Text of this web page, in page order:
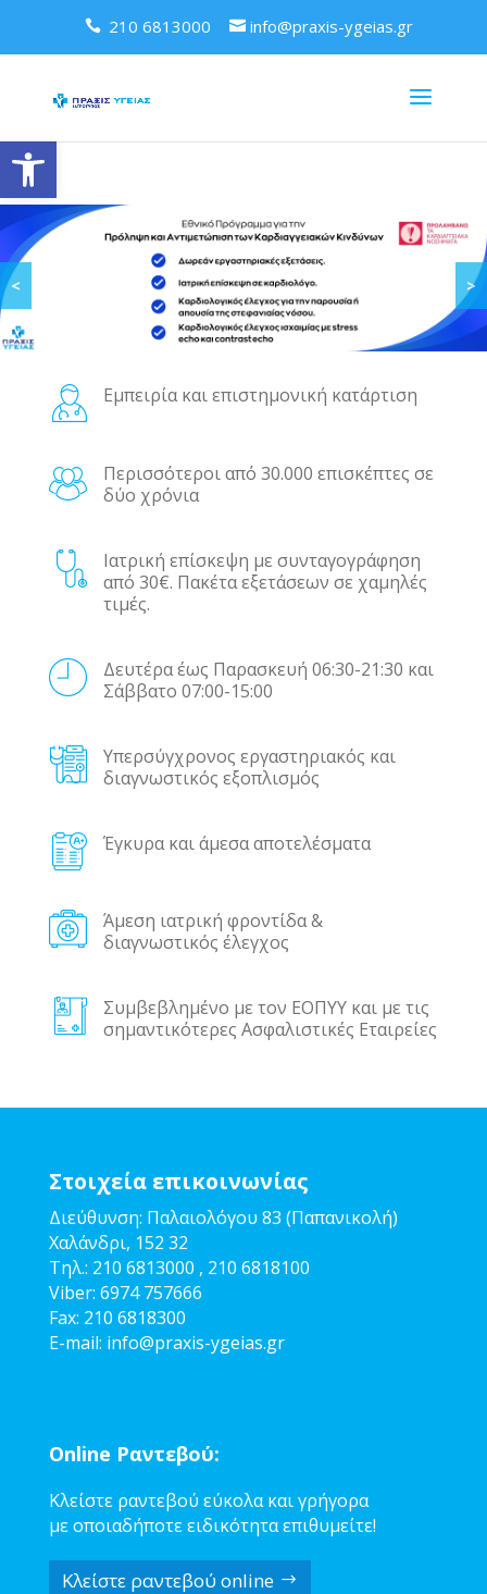
Ανοίξτε τη γραμμή εργαλείων
210 6813000 info@praxis-ygeias.gr
< >
Εμπειρία και επιστημονική κατάρτιση
Περισσότεροι από 30.000 επισκέπτες σε
δύο χρόνια
Ιατρική επίσκεψη με συνταγογράφηση
από 30€. Πακέτα εξετάσεων σε χαμηλές
τιμές.
Δευτέρα έως Παρασκευή 06:30-21:30 και
Σάββατο 07:00-15:00
Υπερσύγχρονος εργαστηριακός και
διαγνωστικός εξοπλισμός
Έγκυρα και άμεσα αποτελέσματα
Άμεση ιατρική φροντίδα &
διαγνωστικός έλεγχος
Συμβεβλημένο με τον ΕΟΠΥΥ και με τις
σημαντικότερες Ασφαλιστικές Εταιρείες
Στοιχεία επικοινωνίας
Διεύθυνση: Παλαιολόγου 83 (Παπανικολή)
Χαλάνδρι, 152 32
Τηλ.: 210 6813000 , 210 6818100
Viber: 6974 757666
Fax: 210 6818300
E-mail: info@praxis-ygeias.gr
Online Ραντεβού:
Κλείστε ραντεβού εύκολα και γρήγορα
με οποιαδήποτε ειδικότητα επιθυμείτε!
Κλείστε ραντεβού online